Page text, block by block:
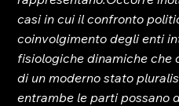
casi in cui il confronto
coinvolgimento degli enti
fisiologiche dinamiche che
di un moderno stato
entrambe le parti possano